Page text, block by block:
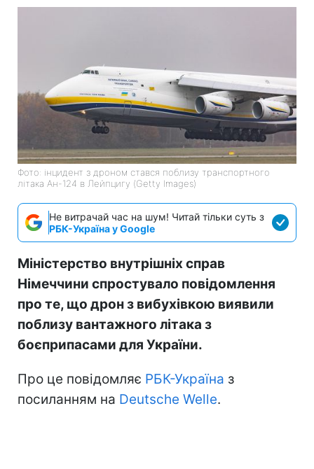
Фото: інцидент з дроном стався поблизу транспортного
літака Ан-124 в Лейпцигу (Getty Images)
Не витрачай час на шум! Читай тільки суть з
РБК-Україна у Google
Міністерство внутрішніх справ
Німеччини спростувало повідомлення
про те, що дрон з вибухівкою виявили
поблизу вантажного літака з
боєприпасами для України.
Про це повідомляє РБК-Україна з
посиланням на Deutsche Welle.